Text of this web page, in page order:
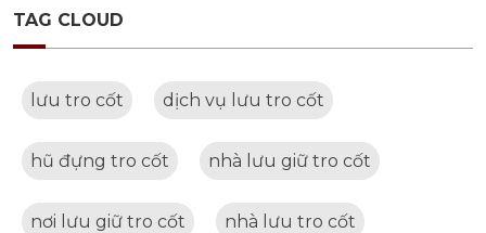
TAG CLOUD
lưu tro cốt dịch vụ lưu tro cốt
hũ đựng tro cốt nhà lưu giữ tro cốt
nơi lưu giữ tro cốt nhà lưu tro cốt